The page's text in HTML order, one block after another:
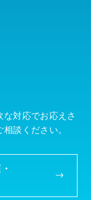
対応でお応えさ
談ください。